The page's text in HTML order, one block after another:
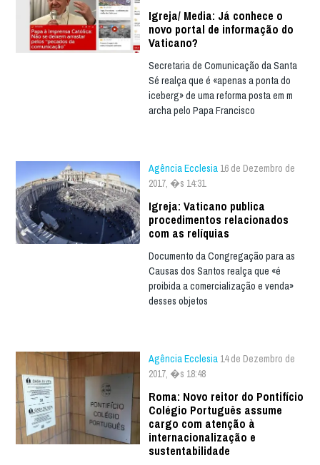
Igreja/ Media: Já conhece o
novo portal de informação do
Vaticano?
Secretaria de Comunicação da Santa
Sé realça que é «apenas a ponta do
iceberg» de uma reforma posta em m
archa pelo Papa Francisco
Agência Ecclesia 16 de Dezembro de
2017, �s 14:31
Igreja: Vaticano publica
procedimentos relacionados
com as relíquias
Documento da Congregação para as
Causas dos Santos realça que «é
proibida a comercialização e venda»
desses objetos
Agência Ecclesia 14 de Dezembro de
2017, �s 18:48
Roma: Novo reitor do Pontifício
Colégio Português assume
cargo com atenção à
internacionalização e
sustentabilidade